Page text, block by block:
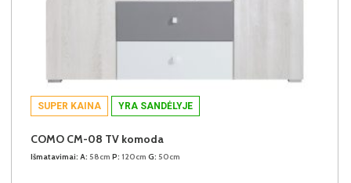
SUPER KAINA YRA SANDĖLYJE
COMO CM-08 TV komoda
Išmatavimai: A: 58cm P: 120cm G: 50cm